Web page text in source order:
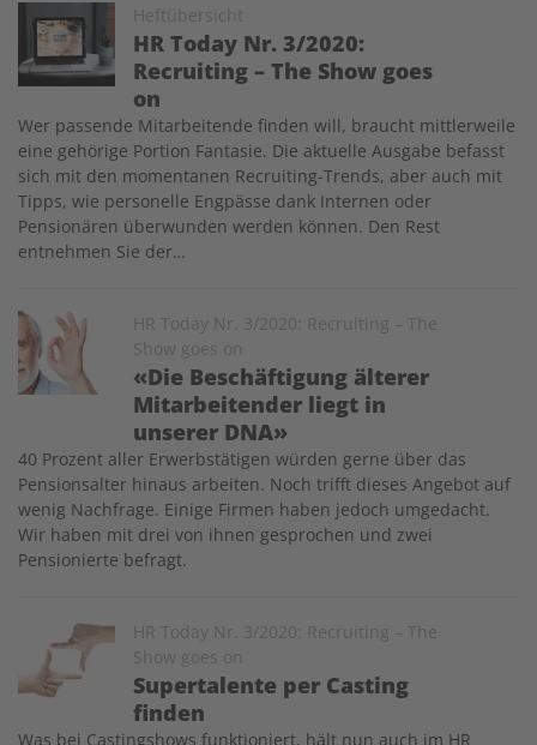
Heftübersicht
HR Today Nr. 3/2020:
Recruiting – The Show goes
on
Image
Wer passende Mitarbeitende finden will, braucht mittlerweile
eine gehörige Portion Fantasie. Die aktuelle Ausgabe befasst
sich mit den momentanen Recruiting-Trends, aber auch mit
Tipps, wie personelle Engpässe dank Internen oder
Pensionären überwunden werden können. Den Rest
entnehmen Sie der…
HR Today Nr. 3/2020: Recruiting – The
Show goes on
«Die Beschäftigung älterer
Mit­arbeitender liegt in
unserer DNA»
Image
40 Prozent aller Erwerbstätigen würden gerne über das
Pensionsalter hinaus arbeiten. Noch trifft dieses Angebot auf
wenig Nachfrage. Einige Firmen haben jedoch umgedacht.
Wir haben mit drei von ihnen gesprochen und zwei
Pensionierte befragt.
HR Today Nr. 3/2020: Recruiting – The
Show goes on
Supertalente per Casting
finden
Was bei Castingshows funktioniert, hält nun auch im HR